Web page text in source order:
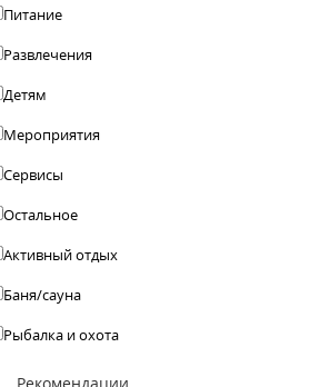
Питание
Развлечения
Детям
Мероприятия
Сервисы
Остальное
Активный отдых
Баня/сауна
Рыбалка и охота